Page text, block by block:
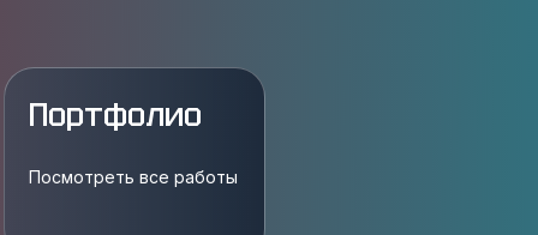
Портфолио
Посмотреть все работы